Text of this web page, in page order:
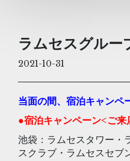
ラムセスグルー
2021-10-31
当面の間、宿泊キャンペ
●宿泊キャンペーン<ご来
池袋：ラムセスタワー・
スクラブ・ラムセスセブ